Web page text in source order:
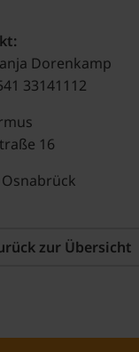
Dorenkamp
33141112
16
zur Übersicht